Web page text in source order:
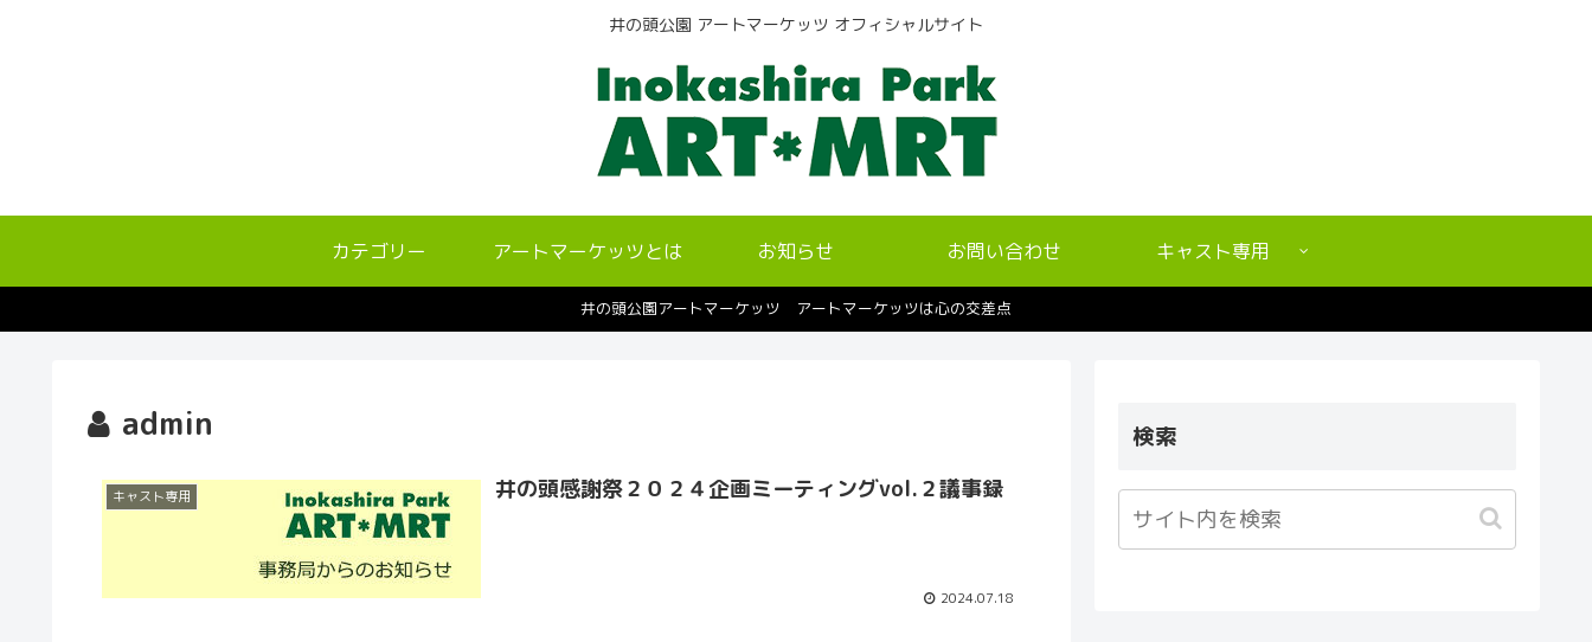
井の頭公園 アートマーケッツ オフィシャルサイト
カテゴリー アートマーケッツとは お知らせ お問い合わせ キャスト専用
井の頭公園アートマーケッツ アートマーケッツは心の交差点
admin
キャスト専用 井の頭感謝祭２０２４企画ミーティングvol.２議事録
2024.07.18
検索